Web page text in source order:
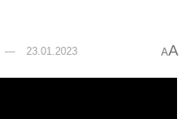
23.01.2023 AA